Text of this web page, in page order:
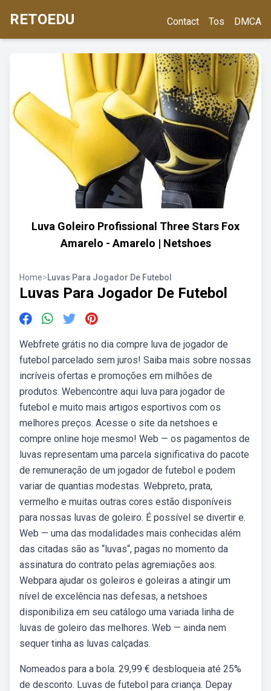
RETOEDU Contact Tos DMCA
Luva Goleiro Profissional Three Stars Fox
Amarelo - Amarelo | Netshoes
Home>Luvas Para Jogador De Futebol
Luvas Para Jogador De Futebol
Webfrete grátis no dia compre luva de jogador de
futebol parcelado sem juros! Saiba mais sobre nossas
incríveis ofertas e promoções em milhões de
produtos. Webencontre aqui luva para jogador de
futebol e muito mais artigos esportivos com os
melhores preços. Acesse o site da netshoes e
compre online hoje mesmo! Web — os pagamentos de
luvas representam uma parcela significativa do pacote
de remuneração de um jogador de futebol e podem
variar de quantias modestas. Webpreto, prata,
vermelho e muitas outras cores estão disponíveis
para nossas luvas de goleiro. É possível se divertir e.
Web — uma das modalidades mais conhecidas além
das citadas são as “luvas“, pagas no momento da
assinatura do contrato pelas agremiações aos.
Webpara ajudar os goleiros e goleiras a atingir um
nível de excelência nas defesas, a netshoes
disponibiliza em seu catálogo uma variada linha de
luvas de goleiro das melhores. Web — ainda nem
sequer tinha as luvas calçadas.
Nomeados para a bola. 29,99 € desbloqueia até 25%
de desconto. Luvas de futebol para criança. Depay